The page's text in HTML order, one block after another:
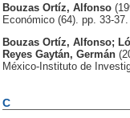
Bouzas Ortíz, Alfonso
Económico (64). pp. 33-
Bouzas Ortíz, Alfonso;
Reyes Gaytán, Germán
México-Instituto de
C